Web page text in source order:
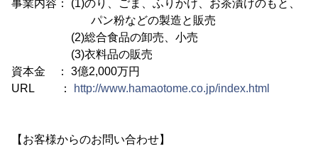
事業内容： (1)のり、ごま、ふりかけ、お茶漬けのもと、
パン粉などの製造と販売
(2)総合食品の卸売、小売
(3)衣料品の販売
資本金 ： 3億2,000万円
URL ：
http://www.hamaotome.co.jp/index.html
【お客様からのお問い合わせ】